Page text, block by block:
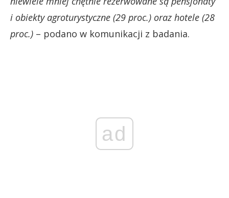
i obiekty agroturystyczne (29 proc.) oraz hotele (28
proc.) – podano w komunikacji z badania.
ad